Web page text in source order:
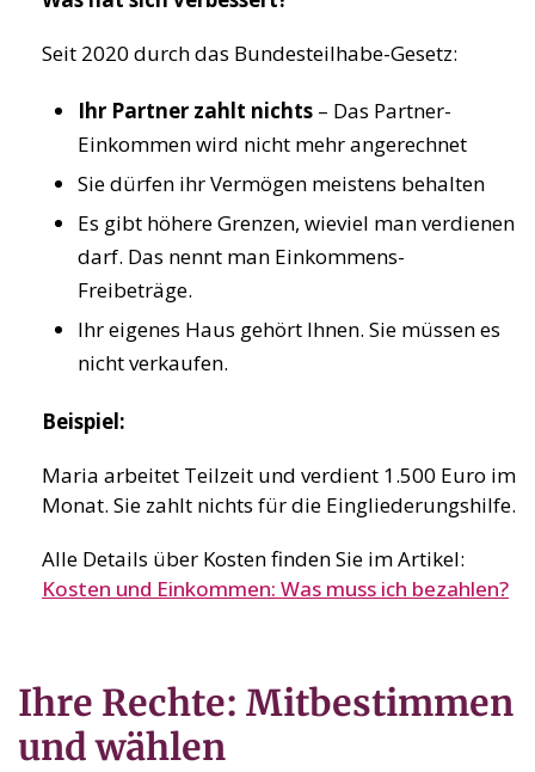
Seit 2020 durch das Bundesteilhabe-Gesetz:
Ihr Partner zahlt nichts – Das Partner-
Einkommen wird nicht mehr angerechnet
Sie dürfen ihr Vermögen meistens behalten
Es gibt höhere Grenzen, wieviel man verdienen
darf. Das nennt man Einkommens-
Freibeträge.
Ihr eigenes Haus gehört Ihnen. Sie müssen es
nicht verkaufen.
Beispiel:
Maria arbeitet Teilzeit und verdient 1.500 Euro im
Monat. Sie zahlt nichts für die Eingliederungshilfe.
Alle Details über Kosten finden Sie im Artikel:
Kosten und Einkommen: Was muss ich bezahlen?
Ihre Rechte: Mitbestimmen
und wählen